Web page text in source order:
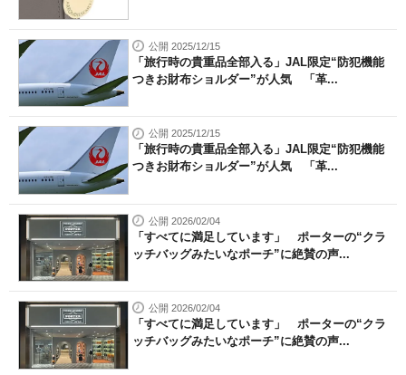
公開 2025/12/15
「旅行時の貴重品全部入る」JAL限定“防犯機能
つきお財布ショルダー”が人気 「革...
公開 2025/12/15
「旅行時の貴重品全部入る」JAL限定“防犯機能
つきお財布ショルダー”が人気 「革...
公開 2026/02/04
「すべてに満足しています」 ポーターの“クラ
ッチバッグみたいなポーチ”に絶賛の声...
公開 2026/02/04
「すべてに満足しています」 ポーターの“クラ
ッチバッグみたいなポーチ”に絶賛の声...